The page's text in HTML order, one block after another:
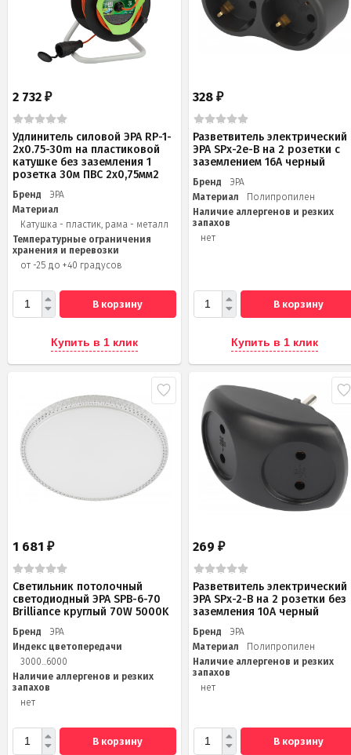
2 732 ₽
Удлинитель силовой ЭРА RP-1-
2x0.75-30m на пластиковой
катушке без заземления 1
розетка 30м ПВС 2х0,75мм2
Бренд
ЭРА
Материал
Катушка - пластик, рама - металл
Температурные ограничения
хранения и перевозки
от -25 до +40 градусов
В корзину
Купить в 1 клик
328₽
Разветвитель электрический
ЭРА SPx-2e-B на 2 розетки с
заземлением 16А черный
Бренд
ЭРА
Материал
Полипропилен
Наличие аллергенов и резких
запахов
нет
В корзину
Купить в 1 клик
1 681 ₽
Светильник потолочный
светодиодный ЭРА SPB-6-70
Brilliance круглый 70W 5000K
Бренд
ЭРА
Индекс цветопередачи
3000...6000
Наличие аллергенов и резких
запахов
нет
В корзину
269₽
Разветвитель электрический
ЭРА SPx-2-B на 2 розетки без
заземления 10А черный
Бренд
ЭРА
Материал
Полипропилен
Наличие аллергенов и резких
запахов
нет
В корзину